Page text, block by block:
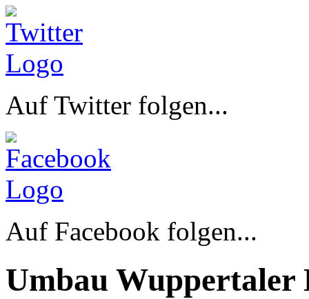
Auf Twitter folgen...
Auf Facebook folgen...
Umbau Wuppertaler